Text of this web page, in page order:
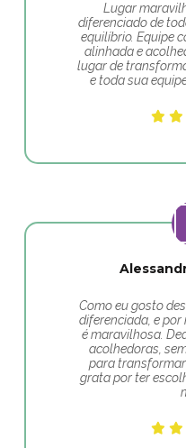
Lugar
diferenciado de
equilíbrio. Equipe
alinhada e
lugar de
e toda sua
Como eu gosto
diferenciada, e por
é maravilhosa.
acolhedoras,
para transformar
grata por ter